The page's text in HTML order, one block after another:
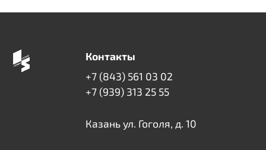
Контакты
+7 (843) 561 03 02
+7 (939) 313 25 55
Казань ул. Гоголя, д. 10